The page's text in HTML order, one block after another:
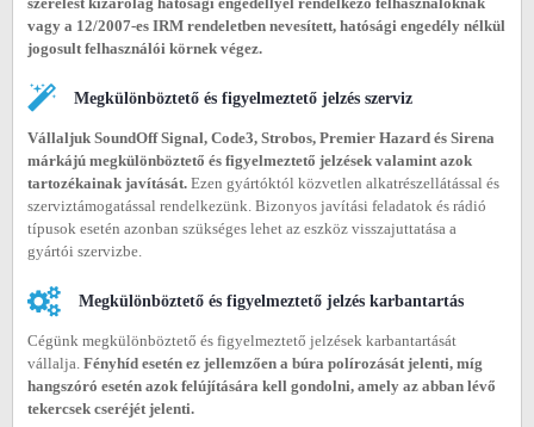
vagy a 12/2007-es IRM rendeletben nevesített, hatósági engedély nélkül
jogosult felhasználói körnek végez.
Megkülönböztető és figyelmeztető jelzés szerviz
Vállaljuk SoundOff Signal, Code3, Strobos, Premier Hazard és Sirena
márkájú megkülönböztető és figyelmeztető jelzések valamint azok
tartozékainak javítását. Ezen gyártóktól közvetlen alkatrészellátással és
szerviztámogatással rendelkezünk. Bizonyos javítási feladatok és rádió
típusok esetén azonban szükséges lehet az eszköz visszajuttatása a
gyártói szervizbe.
Megkülönböztető és figyelmeztető jelzés karbantartás
Cégünk megkülönböztető és figyelmeztető jelzések karbantartását
vállalja. Fényhíd esetén ez jellemzően a búra polírozását jelenti, míg
hangszóró esetén azok felújítására kell gondolni, amely az abban lévő
tekercsek cseréjét jelenti.